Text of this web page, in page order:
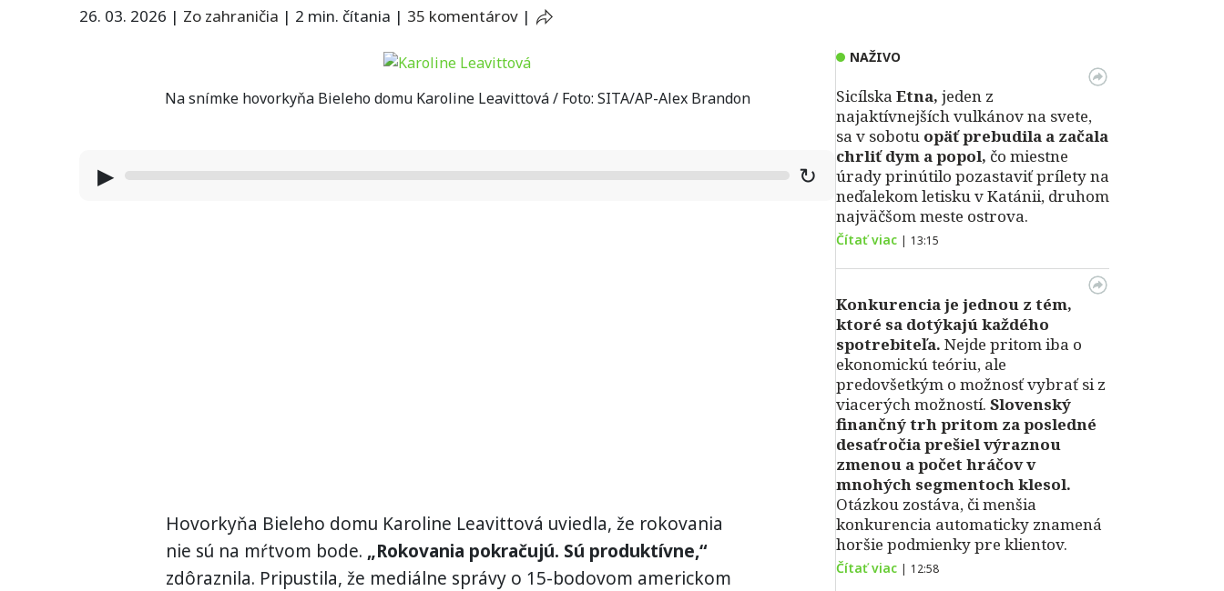
26. 03. 2026 | Zo zahraničia | 2 min. čítania | 35 komentárov |
Na snímke hovorkyňa Bieleho domu Karoline Leavittová / Foto: SITA/AP-Alex Brandon
▶ ↻
Hovorkyňa Bieleho domu Karoline Leavittová uviedla, že rokovania
nie sú na mŕtvom bode. „Rokovania pokračujú. Sú produktívne,“
zdôraznila. Pripustila, že mediálne správy o 15-bodovom americkom
NAŽIVO
Sicílska Etna, jeden z
najaktívnejších vulkánov na svete,
sa v sobotu opäť prebudila a začala
chrliť dym a popol, čo miestne
úrady prinútilo pozastaviť prílety na
neďalekom letisku v Katánii, druhom
najväčšom meste ostrova.
Čítať viac | 13:15
Konkurencia je jednou z tém,
ktoré sa dotýkajú každého
spotrebiteľa. Nejde pritom iba o
ekonomickú teóriu, ale
predovšetkým o možnosť vybrať si z
viacerých možností. Slovenský
finančný trh pritom za posledné
desaťročia prešiel výraznou
zmenou a počet hráčov v
mnohých segmentoch klesol.
Otázkou zostáva, či menšia
konkurencia automaticky znamená
horšie podmienky pre klientov.
Čítať viac | 12:58